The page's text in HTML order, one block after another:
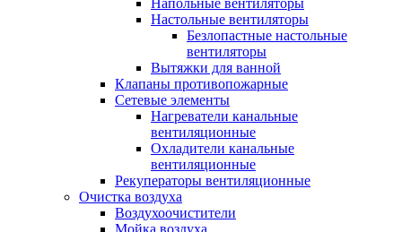
Настольные вентиляторы
Безлопастные настольные
вентиляторы
Вытяжки для ванной
Клапаны противопожарные
Сетевые элементы
Нагреватели канальные
вентиляционные
Охладители канальные
вентиляционные
Рекуператоры вентиляционные
Очистка воздуха
Воздухоочистители
Мойка воздуха